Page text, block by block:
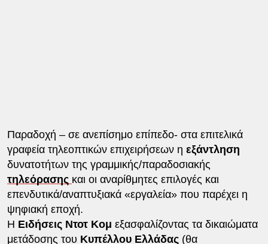
Παραδοχή – σε ανεπίσημο επίπεδο- στα επιτελικά
γραφεία τηλεοπτικών επιχειρήσεων η εξάντληση
δυνατοτήτων της γραμμικής/παραδοσιακής
τηλεόρασης και οι αναρίθμητες επιλογές και
επενδυτικά/αναπτυξιακά «εργαλεία» που παρέχει η
ψηφιακή εποχή.
Η Ειδήσεις Ντοτ Κομ εξασφαλίζοντας τα δικαιώματα
μετάδοσης του Κυπέλλου Ελλάδας (θα